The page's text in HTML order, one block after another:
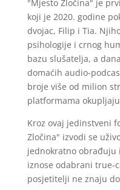
"Mjesto Zločina" je
koji je 2020. godine
dvojac, Filip i Tia.
psihologije i crnog
bazu slušatelja, a
domaćih audio-
broje više od milion
platformama
Kroz ovaj jedinstveni
Zločina" izvodi se
jednokratno obrađuju
iznose odabrani true-
posjetitelji ne znaju